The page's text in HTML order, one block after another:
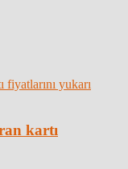
kartı